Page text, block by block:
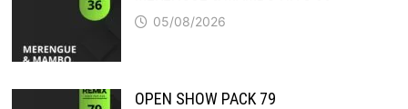
05/08/2026
OPEN SHOW PACK 79